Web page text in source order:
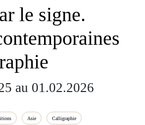
le signe.
au 01.02.2026
Asie Calligraphie